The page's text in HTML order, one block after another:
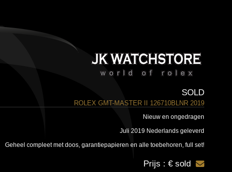
SOLD
ROLEX GMT-MASTER II 126710BLNR 2019
Nieuw en ongedragen
Juli 2019 Nederlands geleverd
Geheel compleet met doos, garantiepapieren en alle toebehoren, full set!
Prijs : € sold